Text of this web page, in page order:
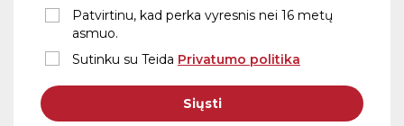
Patvirtinu, kad perka vyresnis nei 16 metų
asmuo.
Sutinku su Teida Privatumo politika